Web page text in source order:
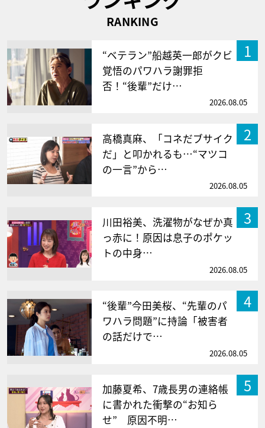
RANKING
1
“ベテラン”船越英一郎がクビ
覚悟のパワハラ謝罪拒
否！“後輩”だけ…
2026.08.05
2
高橋真麻、「コネだブサイク
だ」と叩かれるも…“マツコ
の一言”から…
2026.08.05
3
川田裕美、洗濯物がなぜか真
っ赤に！原因は息子のポケッ
トの中身…
2026.08.05
4
“後輩”今田美桜、“先輩のパ
ワハラ問題”に持論「被害者
の話だけで…
2026.08.05
5
加藤夏希、7歳長男の連絡帳
に書かれた衝撃の“お知ら
せ” 原因不明…